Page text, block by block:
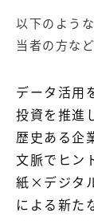
以下のよう
当者の方な
データ活用
投資を推進
歴史ある企
文脈でヒン
紙×デジタ
による新た